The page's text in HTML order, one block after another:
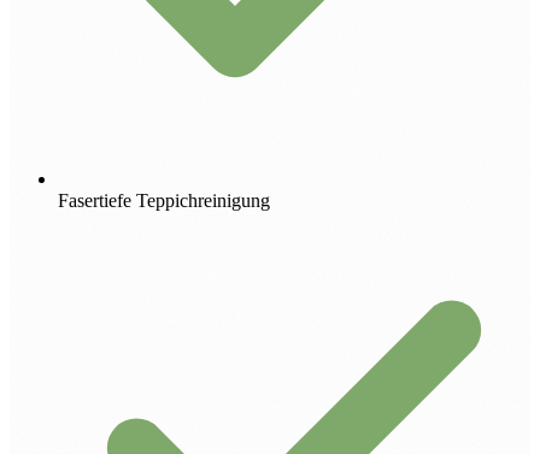
Fasertiefe Teppichreinigung